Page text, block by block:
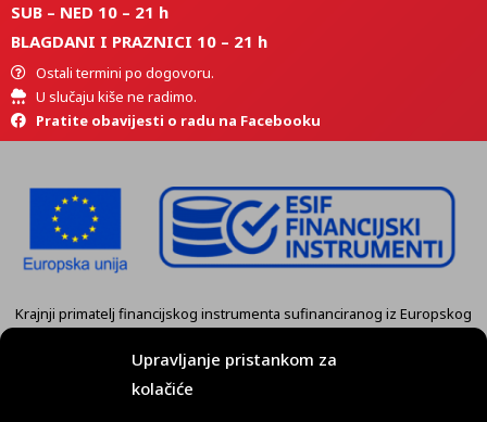
Upravljanje pristankom za
kolačiće
SUB – NED 10 – 21 h
BLAGDANI I PRAZNICI 10 – 21 h
Ostali termini po dogovoru.
U slučaju kiše ne radimo.
Pratite obavijesti o radu na Facebooku
Krajnji primatelj financijskog instrumenta sufinanciranog iz Europskog
fonda za regionalni razvoj u sklopu Operativnog programa
„Konkurentnost i kohezija” je tvrtkaKART GRUPA d.o.o. Koprivnica.